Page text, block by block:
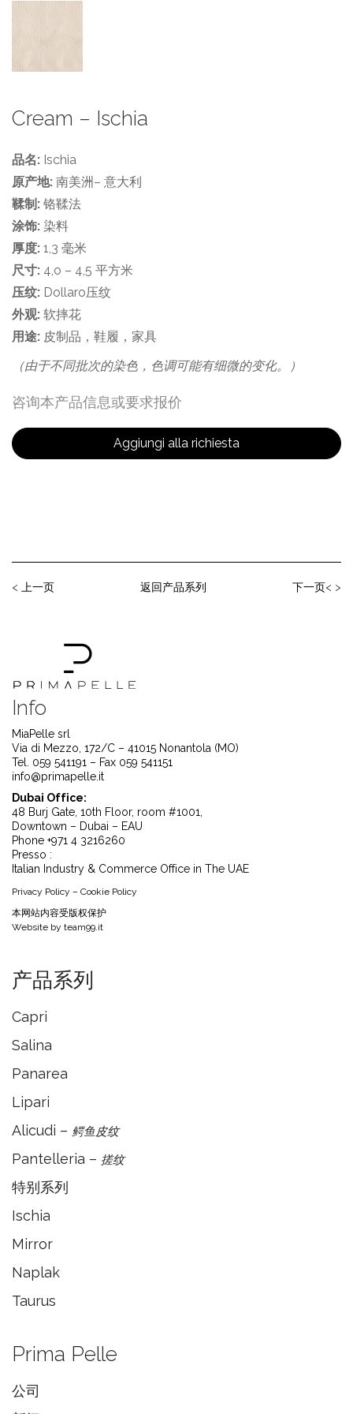
Cream – Ischia
品名: Ischia
原产地: 南美洲– 意大利
鞣制: 铬鞣法
涂饰: 染料
厚度: 1,3 毫米
尺寸: 4,o – 4,5 平方米
压纹: Dollaro压纹
外观: 软摔花
用途: 皮制品，鞋履，家具
（由于不同批次的染色，色调可能有细微的变化。）
咨询本产品信息或要求报价
Aggiungi alla richiesta
< 上⼀⻚ 返回产品系列 下⼀⻚< >
Info
MiaPelle srl
Via di Mezzo, 172/C – 41015 Nonantola (MO)
Tel. 059 541191 – Fax 059 541151
info@primapelle.it
Dubai Office:
48 Burj Gate, 10th Floor, room #1001,
Downtown – Dubai – EAU
Phone +971 4 3216260
Presso :
Italian Industry & Commerce Office in The UAE
Privacy Policy – Cookie Policy
本⽹站内容受版权保护
Website by team99.it
产品系列
Capri
Salina
Panarea
Lipari
Alicudi – 鳄鱼皮纹
Pantelleria – 搓纹
特别系列
Ischia
Mirror
Naplak
Taurus
Prima Pelle
公司